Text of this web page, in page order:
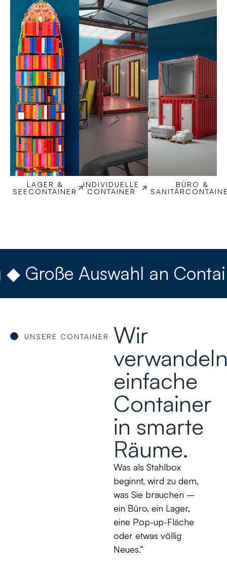
LAGER &
SEECONTAINER
INDIVIDUELLE
CONTAINER
BÜRO &
Auswahl an
UNSERE CONTAINER
Wir
einfache
Container
in smarte
Räume.
Was als Stahlbox
beginnt, wird zu dem,
was Sie brauchen –
ein Büro, ein Lager,
eine Pop-up-Fläche
oder etwas völlig
Neues.“